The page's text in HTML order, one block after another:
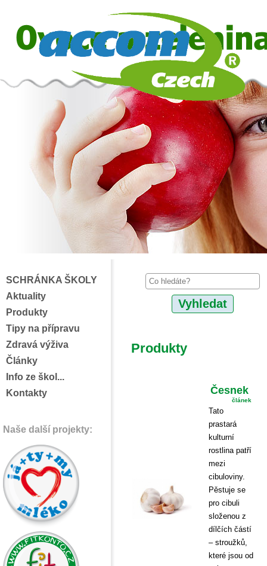
SCHRÁNKA ŠKOLY
Aktuality
Produkty
Tipy na přípravu
Zdravá výživa
Články
Info ze škol...
Kontakty
Naše další projekty:
Produkty
Česnek
článek
Tato
prastará
kulturní
rostlina patří
mezi
cibuloviny.
Pěstuje se
pro cibuli
složenou z
dílčích částí
– stroužků,
které jsou od